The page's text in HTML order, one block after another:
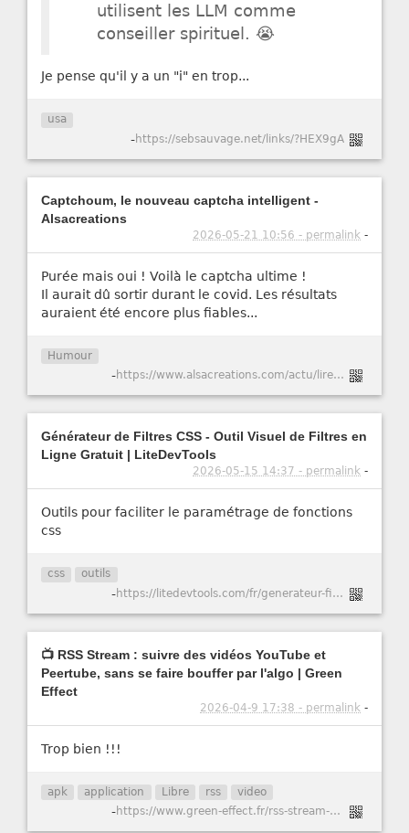
utilisent les LLM comme
conseiller spirituel. 😭
Je pense qu'il y a un "i" en trop...
usa
-https://sebsauvage.net/links/?HEX9gA
Captchoum, le nouveau captcha intelligent -
Alsacreations
2026-05-21 10:56 - permalink -
Purée mais oui ! Voilà le captcha ultime !
Il aurait dû sortir durant le covid. Les résultats
auraient été encore plus fiables...
Humour
- https://www.alsacreations.com/actu/lire/1984-Captchoum-le-nouveau-captcha-intelligent.html
Générateur de Filtres CSS - Outil Visuel de Filtres en
Ligne Gratuit | LiteDevTools
2026-05-15 14:37 - permalink -
Outils pour faciliter le paramétrage de fonctions
css
css outils
- https://litedevtools.com/fr/generateur-filtre-css/
📺 RSS Stream : suivre des vidéos YouTube et
Peertube, sans se faire bouffer par l'algo | Green
Effect
2026-04-9 17:38 - permalink -
Trop bien !!!
apk application Libre rss video
- https://www.green-effect.fr/rss-stream-suivre-des-videos-youtube-et-peertube-sans-se-faire-bouffer-par-l-algo